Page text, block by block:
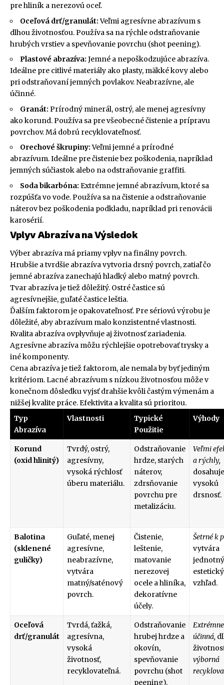
pre hliník a nerezovú oceľ.
Oceľová drť/granulát:Veľmi agresívne abrazívum s
dlhou životnosťou. Používa sa na rýchle odstraňovanie
hrubých vrstiev a spevňovanie povrchu (shot peening).
Plastové abrazíva: Jemné a nepoškodzujúce abrazíva.
Ideálne pre citlivé materiály ako plasty, mäkké kovy alebo
pri odstraňovaní jemných povlakov. Neabrazívne, ale
účinné.
Granát: Prírodný minerál, ostrý, ale menej agresívny
ako korund. Používa sa pre všeobecné čistenie a prípravu
povrchov. Má dobrú recyklovateľnosť.
Orechové škrupiny:Veľmi jemné a prírodné
abrazívum. Ideálne pre čistenie bez poškodenia, napríklad
jemných súčiastok alebo na odstraňovanie graffiti.
Soda bikarbóna: Extrémne jemné abrazívum, ktoré sa
rozpúšťa vo vode. Používa sa na čistenie a odstraňovanie
náterov bez poškodenia podkladu, napríklad pri renovácii
karosérií.
Vplyv Abrazíva na Výsledok
Výber abrazíva má priamy vplyv na finálny povrch.
Hrubšie a tvrdšie abrazíva vytvoria drsný povrch, zatiaľ čo
jemné abrazíva zanechajú hladký alebo matný povrch.
Tvar abrazíva je tiež dôležitý. Ostré častice sú
agresívnejšie, guľaté častice leštia.
Ďalším faktorom je opakovateľnosť. Pre sériovú výrobu je
dôležité, aby abrazívum malo konzistentné vlastnosti.
Kvalita abrazíva ovplyvňuje aj životnosť zariadenia.
Agresívne abrazíva môžu rýchlejšie opotrebovať trysky a
iné komponenty.
Cena abrazíva je tiež faktorom, ale nemala by byť jediným
kritériom. Lacné abrazívum s nízkou životnosťou môže v
konečnom dôsledku vyjsť drahšie kvôli častým výmenám a
nižšej kvalite práce. Efektivita a kvalita sú prioritou.
Typ
Abrazíva
Vlastnosti
Typické
Použitie
Výhody
Korund
(oxid hlinitý)
Tvrdý, ostrý,
agresívny,
vysoká rýchlosť
úberu materiálu.
Odstraňovanie
hrdze, starých
náterov,
zdrsňovanie
povrchu pre
metalizáciu.
Veľmi
a rýchly,
dosahuje
vysokú
drsnosť.
Balotina
(sklenené
guličky)
Guľaté, menej
agresívne,
neabrazívne,
vytvára
matný/saténový
povrch.
Čistenie,
leštenie,
matovanie
nerezovej
ocele a hliníka,
dekoratívne
účely.
Šetrné k
vytvára
estetický
vzhľad.
Oceľová
drť/granulát
Tvrdá, ťažká,
agresívna,
vysoká
životnosť,
recyklovateľná.
Odstraňovanie
hrubej hrdze a
okovín,
spevňovanie
povrchu (shot
peening).
Extrémne
účinná,
výborná